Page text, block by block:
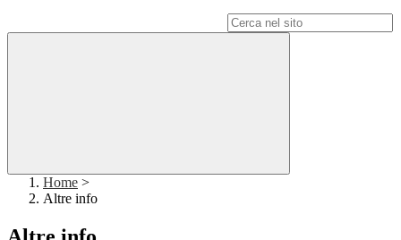
Home >
Altre info